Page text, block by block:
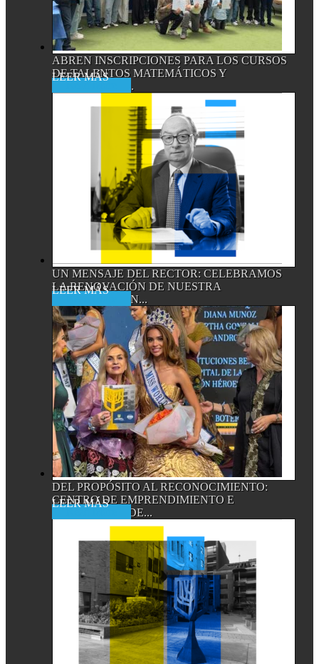
ABREN INSCRIPCIONES PARA LOS CURSOS
DE TALENTOS MATEMÁTICOS Y
CIENTÍFICOS,...
UN MENSAJE DEL RECTOR: CELEBRAMOS
LA RENOVACIÓN DE NUESTRA
ACREDITACIÓN...
DEL PROPÓSITO AL RECONOCIMIENTO:
CENTRO DE EMPRENDIMIENTO E
INNOVACIÓN DE...